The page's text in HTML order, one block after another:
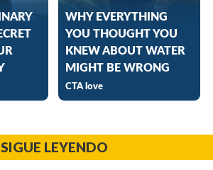
SIGUE LEYENDO